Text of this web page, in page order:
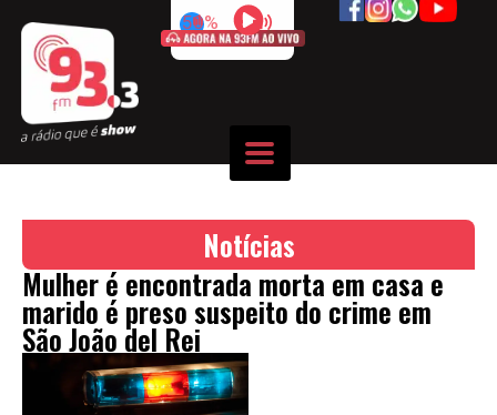
50%
Notícias
Mulher é encontrada morta em casa e
marido é preso suspeito do crime em
São João del Rei